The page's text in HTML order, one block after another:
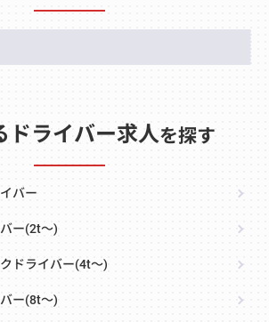
ドライバー求人を探す
バー
ー(2t～)
ドライバー(4t～)
ー(8t～)